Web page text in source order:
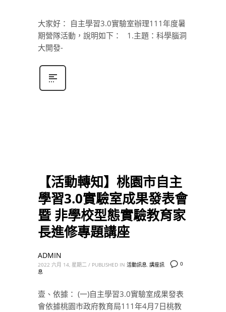
大家好： 自主學習3.0實驗室辦理111年度暑
期營隊活動，說明如下： 1.主題：科學腦洞
大開發-
【活動轉知】桃園市自主
學習3.0實驗室成果發表會
暨 非學校型態實驗教育家
長進修專題講座
0
ADMIN
2022 六月 14, 星期二 / PUBLISHED IN 活動訊息, 講座訊
息
壹、依據： (一)自主學習3.0實驗室成果發表
會依據桃園市政府教育局111年4月7日桃教